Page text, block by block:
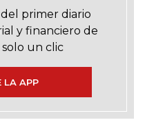
primer diario
y financiero de
un clic
LA APP